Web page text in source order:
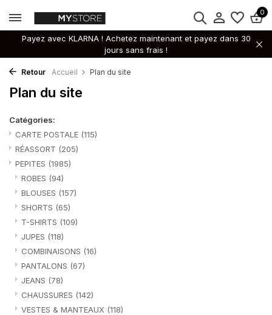
0
Payez avec KLARNA ! Achetez maintenant et payez dans 30
jours sans frais !
Retour Accueil Plan du site
Plan du site
Catégories:
CARTE POSTALE (115)
RÉASSORT (205)
PEPITES (1985)
ROBES (94)
BLOUSES (157)
SHORTS (65)
T-SHIRTS (109)
JUPES (118)
COMBINAISONS (16)
PANTALONS (67)
JEANS (78)
CHAUSSURES (142)
VESTES & MANTEAUX (118)